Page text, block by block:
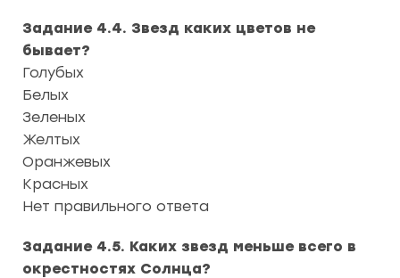
Задание 4.4. Звезд каких цветов не
бывает?
Голубых
Белых
Зеленых
Желтых
Оранжевых
Красных
Нет правильного ответа
Задание 4.5. Каких звезд меньше всего в
окрестностях Солнца?